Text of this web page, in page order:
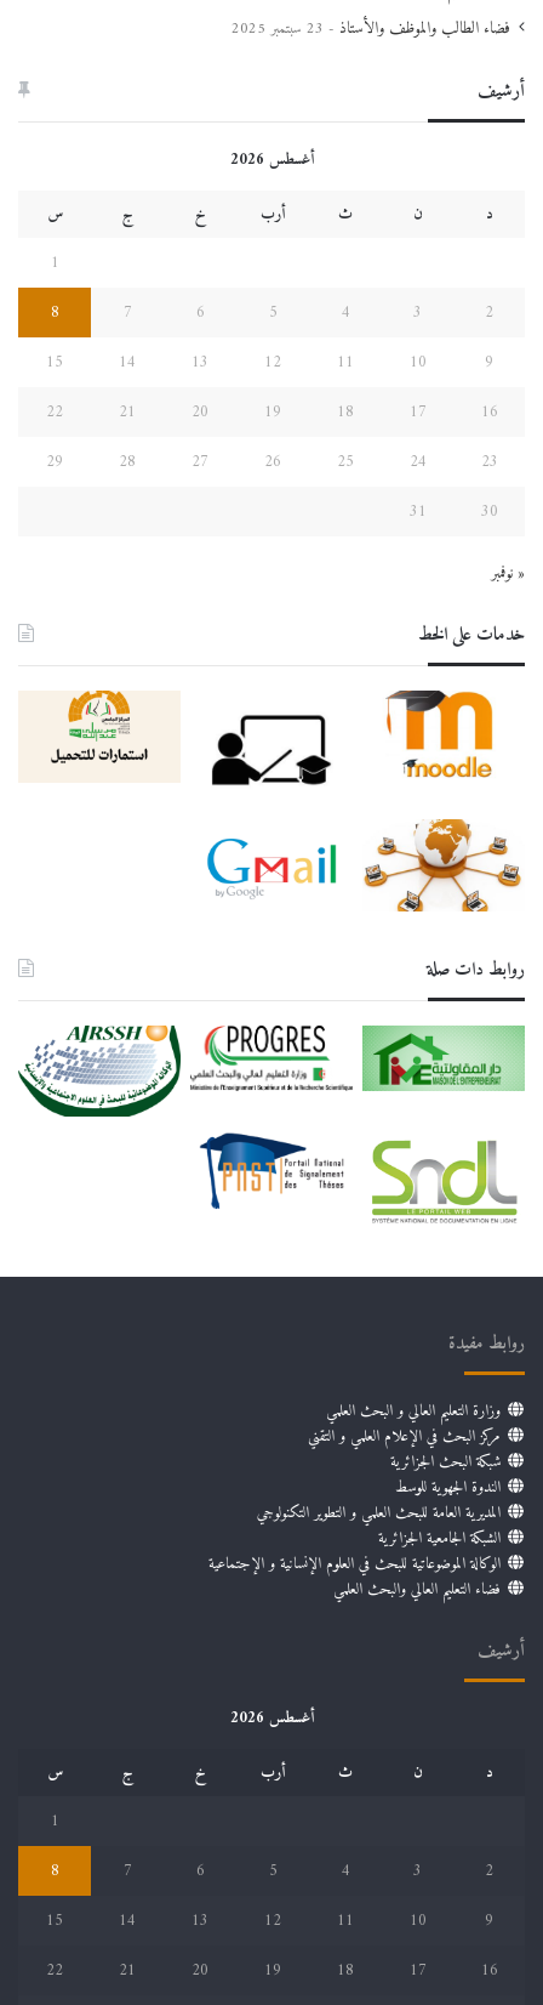
فضاء الطالب والموظف والأستاذ 23 سبتمبر 2025
أرشيف
أغسطس 2026
د
ن ث أرب خ ج
س
1
2
3
4
5
6
7
8
9
10
11
12
13
14
15
16
17
18
19
20
21
22
23
24
25
26
27
28
29
30
31
« نوفمبر
خدمات على الخط
روابط دات صلة
روابط مفيدة
وزارة التعليم العالي و البحث العلمي
مركز البحث في الإعلام العلمي و التقني
شبكة البحث الجزائرية
الندوة الجهوية للوسط
المديرية العامة للبحث العلمي و التطوير التكنولوجي
الشبكة الجامعية الجزائرية
الوكالة الموضوعاتية للبحث في العلوم الإنسانية و الإجتماعية
فضاء التعليم العالي والبحث العلمي
أرشيف
أغسطس 2026
د
ن ث أرب خ ج
س
1
2
3
4
5
6
7
8
9
10
11
12
13
14
15
16
17
18
19
20
21
22